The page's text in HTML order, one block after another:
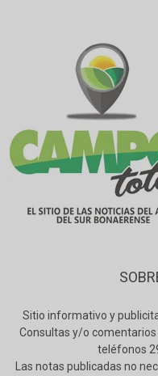
Sitio informativo y
Consultas y/o
teléfonos
Las notas publicadas no